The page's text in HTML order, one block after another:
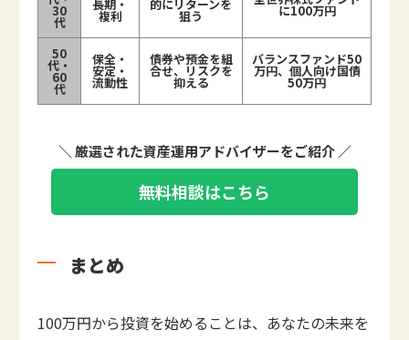
30
代
長期・
複利
的にリターンを
狙う に100万円
50
代・
60
代
保全・
安定・
流動性
債券や預金を組
合せ、リスクを
抑える
バランスファンド50
万円、個人向け国債
50万円
＼ 厳選された資産運用アドバイザーをご紹介 ／
無料相談はこちら
まとめ
100万円から投資を始めることは、あなたの未来を